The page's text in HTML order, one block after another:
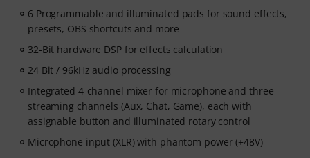
6 Programmable and illuminated pads for sound effects,
presets, OBS shortcuts and more
32-Bit hardware DSP for effects calculation
24 Bit / 96kHz audio processing
Integrated 4-channel mixer for microphone and three
streaming channels (Aux, Chat, Game), each with
assignable button and illuminated rotary control
Microphone input (XLR) with phantom power (+48V)